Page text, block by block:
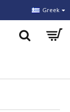
Greek